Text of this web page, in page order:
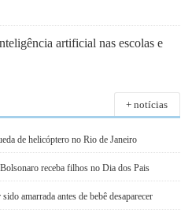
artificial nas escolas e
+ notícias
de helicóptero no Rio de Janeiro
receba filhos no Dia dos Pais
amarrada antes de bebê desaparecer